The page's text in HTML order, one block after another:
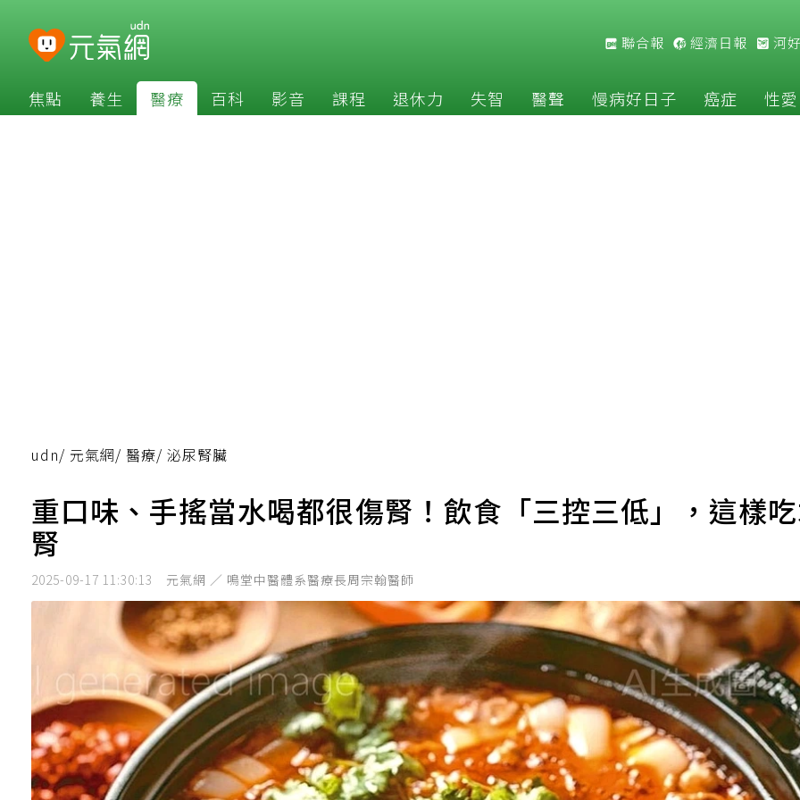
聯合報 經濟日報 河
焦點 養生 醫療 百科 影音 課程 退休力 失智 醫聲 慢病好日子 癌症 性愛
udn/ 元氣網/ 醫療/ 泌尿腎臟
重口味、手搖當水喝都很傷腎！飲食「三控三低」，這樣
腎
2025-09-17 11:30:13 元氣網 ／ 鳴堂中醫體系醫療長周宗翰醫師